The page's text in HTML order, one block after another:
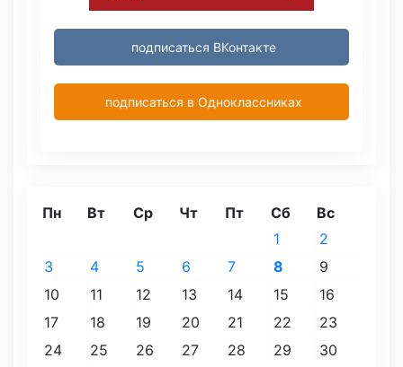
подписаться ВКонтакте
подписаться в Одноклассниках
Пн Вт Ср Чт Пт Сб
Вс
1
2
3
4 5 6 7 8
9
10
11 12 13 14 15
16
17
18 19 20 21 22
23
24
25 26 27 28 29 30